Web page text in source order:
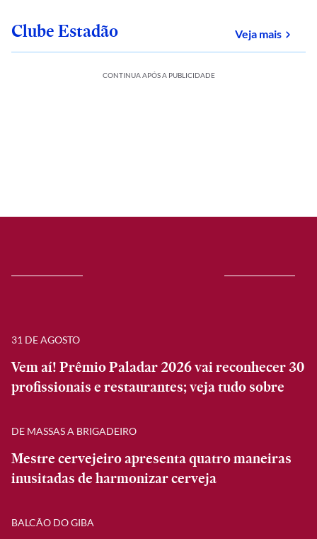
Clube Estadão Veja maissobre
CONTINUA APÓS A PUBLICIDADE
31 DE AGOSTO
Vem aí! Prêmio Paladar 2026 vai reconhecer 30
profissionais e restaurantes; veja tudo sobre
DE MASSAS A BRIGADEIRO
Mestre cervejeiro apresenta quatro maneiras
inusitadas de harmonizar cerveja
BALCÃO DO GIBA